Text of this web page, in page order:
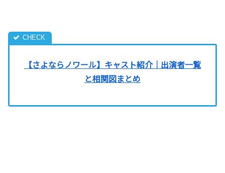
【さよならノワール】キャスト紹介｜出演者一覧
と相関図まとめ